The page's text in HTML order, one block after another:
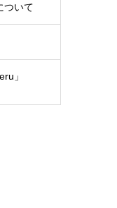
ついて
」